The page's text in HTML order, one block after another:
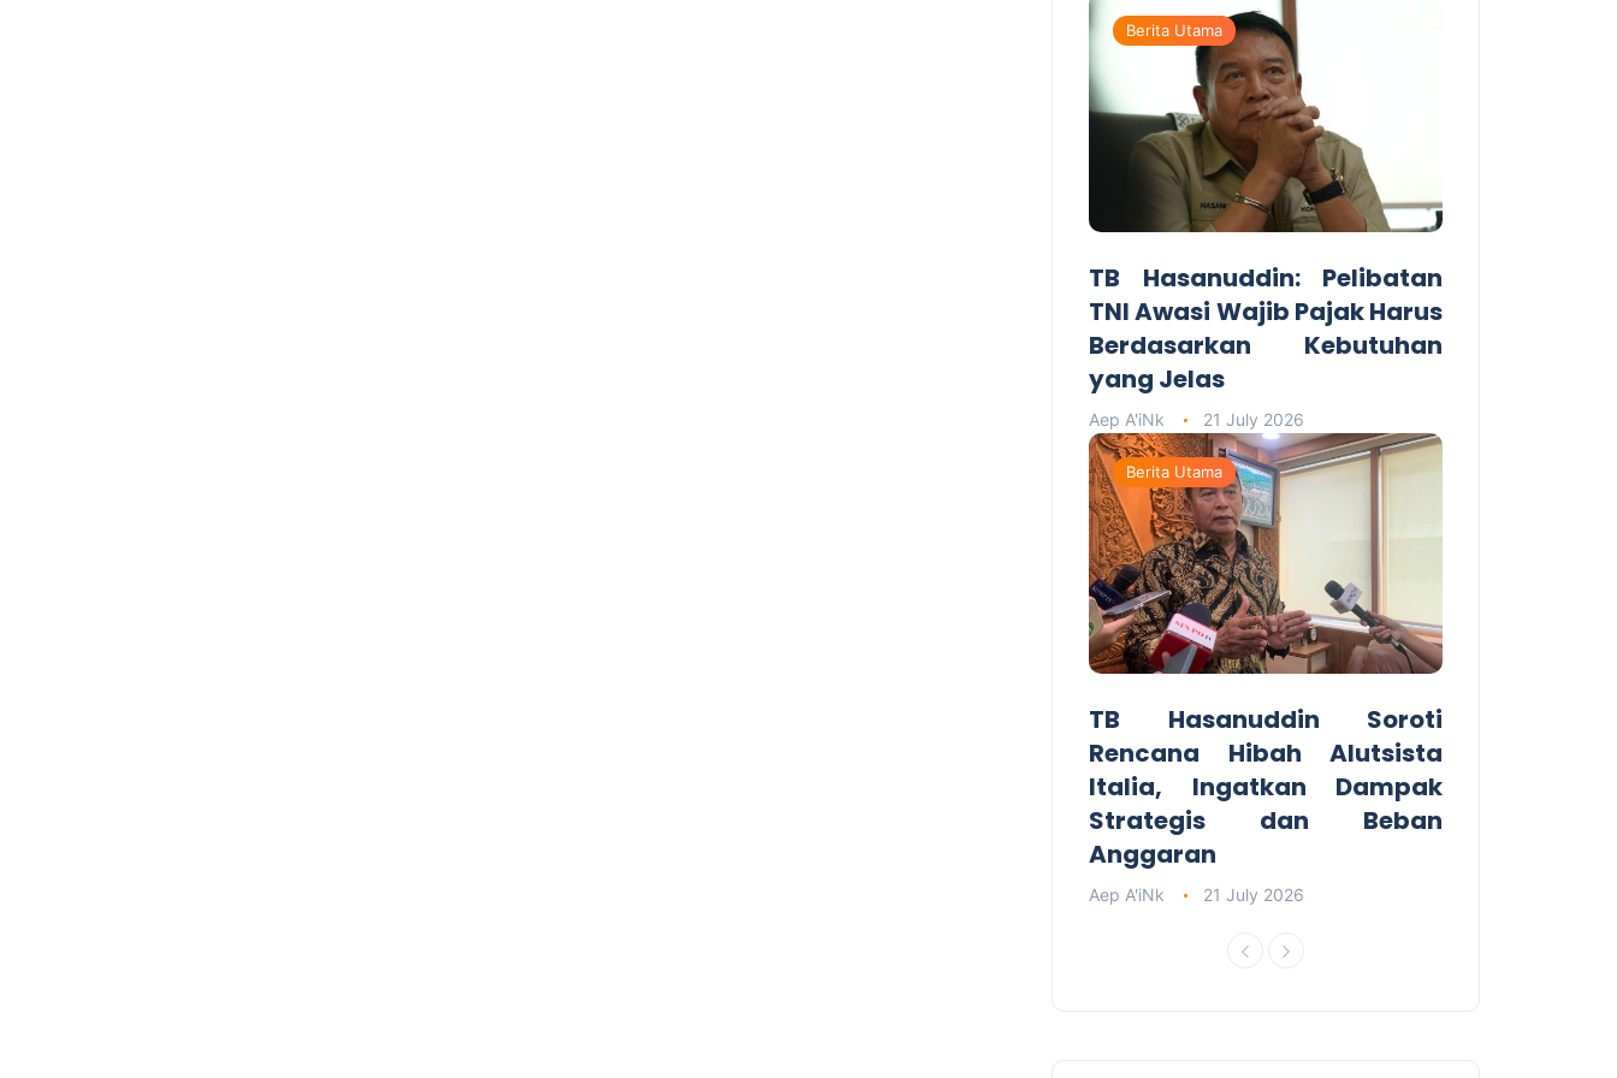
Berita Utama
TB Hasanuddin: Pelibatan
TNI Awasi Wajib Pajak Harus
Berdasarkan Kebutuhan
yang Jelas
Aep A'iNk 21 July 2026
Berita Utama
TB Hasanuddin Soroti
Rencana Hibah Alutsista
Italia, Ingatkan Dampak
Strategis dan Beban
Anggaran
Aep A'iNk 21 July 2026